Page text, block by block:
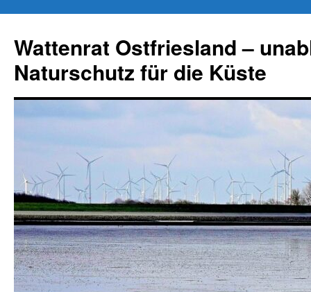
springen
Wattenrat Ostfriesland –
Naturschutz für die Küste